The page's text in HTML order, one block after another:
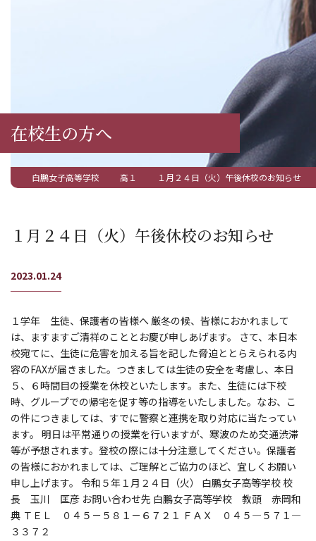
在校生の方へ
白鵬女子高等学校 高１ １月２４日（火）午後休校のお知らせ
１月２４日（火）午後休校のお知らせ
2023.01.24
１学年 生徒、保護者の皆様へ 厳冬の候、皆様におかれまして
は、ますますご清祥のこととお慶び申しあげます。 さて、本日本
校宛てに、生徒に危害を加える旨を記した脅迫ととらえられる内
容のFAXが届きました。つきましては生徒の安全を考慮し、本日
５、６時間目の授業を休校といたします。また、生徒には下校
時、グループでの帰宅を促す等の指導をいたしました。なお、こ
の件につきましては、すでに警察と連携を取り対応に当たってい
ます。 明日は平常通りの授業を行いますが、寒波のため交通渋滞
等が予想されます。登校の際には十分注意してください。保護者
の皆様におかれましては、ご理解とご協力のほど、宜しくお願い
申し上げます。 令和５年１月２４日（火） 白鵬女子高等学校 校
長 玉川 匡彦 お問い合わせ先 白鵬女子高等学校 教頭 赤岡和
典 ＴＥＬ ０４５－５８１－６７２１ ＦＡＸ ０４５―５７１―
３３７２